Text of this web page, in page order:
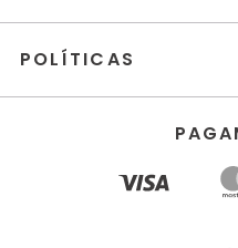
POLÍTICAS